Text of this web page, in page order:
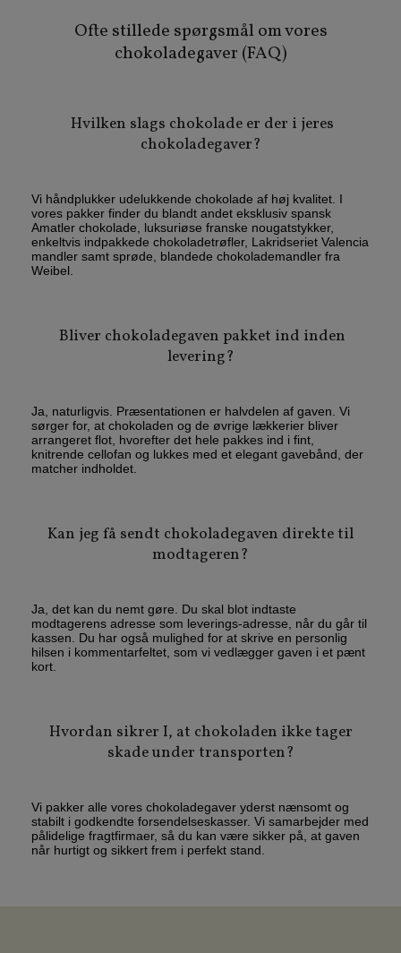
Ofte stillede spørgsmål om vores
chokoladegaver (FAQ)
Hvilken slags chokolade er der i jeres
chokoladegaver?
Vi håndplukker udelukkende chokolade af høj kvalitet. I
vores pakker finder du blandt andet eksklusiv spansk
Amatler chokolade, luksuriøse franske nougatstykker,
enkeltvis indpakkede chokoladetrøfler, Lakridseriet Valencia
mandler samt sprøde, blandede chokolademandler fra
Weibel.
Bliver chokoladegaven pakket ind inden
levering?
Ja, naturligvis. Præsentationen er halvdelen af gaven. Vi
sørger for, at chokoladen og de øvrige lækkerier bliver
arrangeret flot, hvorefter det hele pakkes ind i fint,
knitrende cellofan og lukkes med et elegant gavebånd, der
matcher indholdet.
Kan jeg få sendt chokoladegaven direkte til
modtageren?
Ja, det kan du nemt gøre. Du skal blot indtaste
modtagerens adresse som leverings-adresse, når du går til
kassen. Du har også mulighed for at skrive en personlig
hilsen i kommentarfeltet, som vi vedlægger gaven i et pænt
kort.
Hvordan sikrer I, at chokoladen ikke tager
skade under transporten?
Vi pakker alle vores chokoladegaver yderst nænsomt og
stabilt i godkendte forsendelseskasser. Vi samarbejder med
pålidelige fragtfirmaer, så du kan være sikker på, at gaven
når hurtigt og sikkert frem i perfekt stand.